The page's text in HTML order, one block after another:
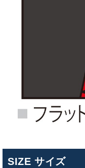
SIZE サイズ